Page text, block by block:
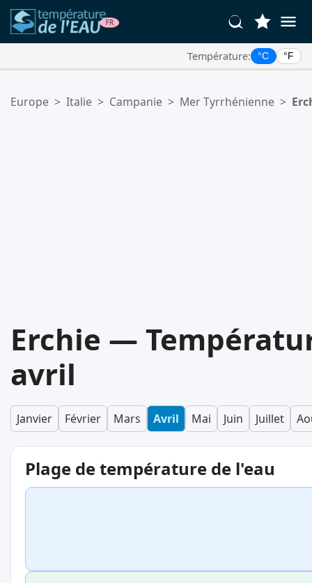
Température: °C °F
Votre liste de favoris est vide.
Europe > Italie > Campanie > Mer Tyrrhénienne >
Erchie —
avril
Janvier Février Mars Avril Mai Juin Juillet
Plage de température de l'eau